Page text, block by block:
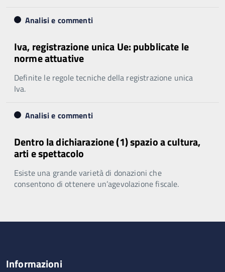
Analisi e commenti
Iva, registrazione unica Ue: pubblicate le
norme attuative
Definite le regole tecniche della registrazione unica
Iva.
Analisi e commenti
Dentro la dichiarazione (1) spazio a cultura,
arti e spettacolo
Esiste una grande varietà di donazioni che
consentono di ottenere un’agevolazione fiscale.
Informazioni